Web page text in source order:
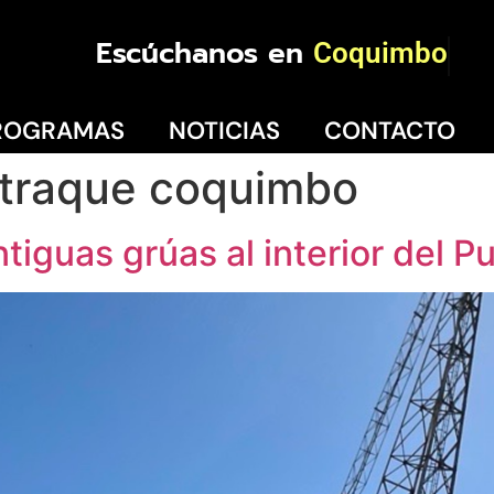
Escúchanos en Coquimbo
NOTICIAS CONTACTO
coquimbo
grúas al interior del